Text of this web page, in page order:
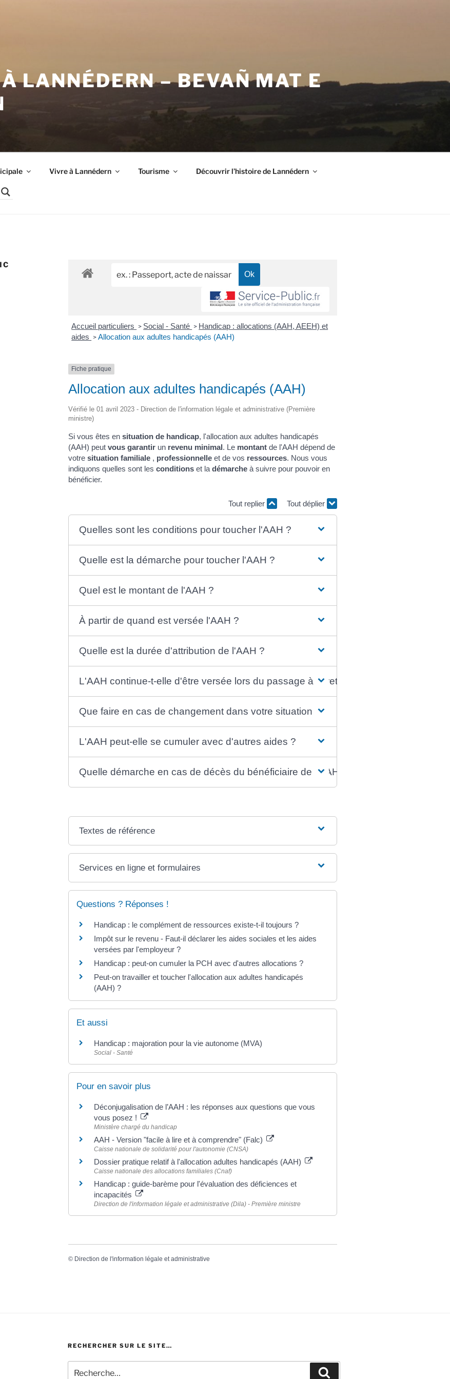
LANNÉDERN – BEVAÑ MAT E
Vivre à Lannédern Tourisme Découvrir l’histoire de Lannédern
Accueil particuliers > Social - Santé > Handicap : allocations (AAH, AEEH) et
aides >Allocation aux adultes handicapés (AAH)
Fiche pratique
Allocation aux adultes handicapés (AAH)
Vérifié le 01 avril 2023 - Direction de l'information légale et administrative (Première
ministre)
Si vous êtes en situation de handicap, l'allocation aux adultes handicapés
(AAH) peut vous garantirun revenu minimal. Le montantde l'AAH dépend de
votresituation familiale, professionnelleet de vos ressources. Nous vous
indiquons quelles sont les conditionset la démarcheà suivre pour pouvoir en
bénéficier.
Tout replier Tout déplier
Quelles sont les conditions pour toucher l'AAH ?
Quelle est la démarche pour toucher l'AAH ?
Quel est le montant de l'AAH ?
À partir de quand est versée l'AAH ?
Quelle est la durée d'attribution de l'AAH ?
L'AAH continue-t-elle d'être versée lors du passage à la retraite ?
Que faire en cas de changement dans votre situation ?
L'AAH peut-elle se cumuler avec d'autres aides ?
Quelle démarche en cas de décès du bénéficiaire de l'AAH ?
Textes de référence
Services en ligne et formulaires
Questions ? Réponses !
Handicap : le complément de ressources existe-t-il toujours ?
Impôt sur le revenu - Faut-il déclarer les aides sociales et les aides
versées par l'employeur ?
Handicap : peut-on cumuler la PCH avec d'autres allocations ?
Peut-on travailler et toucher l'allocation aux adultes handicapés
(AAH) ?
Et aussi
Handicap : majoration pour la vie autonome (MVA)
Social - Santé
Pour en savoir plus
Déconjugalisation de l’AAH : les réponses aux questions que vous
vous posez !
Ministère chargé du handicap
AAH - Version "facile à lire et à comprendre" (Falc)
Caisse nationale de solidarité pour l'autonomie (CNSA)
Dossier pratique relatif à l'allocation adultes handicapés (AAH)
Caisse nationale des allocations familiales (Cnaf)
Handicap : guide-barème pour l'évaluation des déficiences et
incapacités
Direction de l'information légale et administrative (Dila) - Première ministre
© Direction de l'information légale et administrative
RECHERCHER SUR LE SITE…
pour